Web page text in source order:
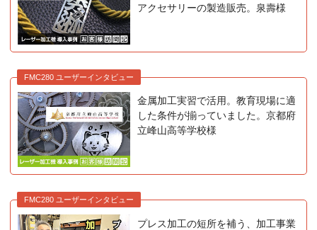
アクセサリーの製造販売。泉壽様
FMC280 ユーザーインタビュー
金属加工実習で活用。教育現場に適
した条件が揃っていました。京都府
立峰山高等学校様
FMC280 ユーザーインタビュー
プレス加工の短所を補う、加工事業